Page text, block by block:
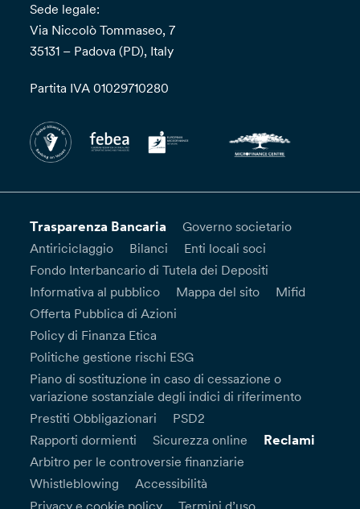
Sede legale:
Via Niccolò Tommaseo, 7
35131 – Padova (PD), Italy
Partita IVA 01029710280
Trasparenza Bancaria
Governo societario
Antiriciclaggio
Bilanci
Enti locali soci
Fondo Interbancario di Tutela dei Depositi
Informativa al pubblico
Mappa del sito
Mifid
Offerta Pubblica di Azioni
Policy di Finanza Etica
Politiche gestione rischi ESG
Piano di sostituzione in caso di cessazione o
variazione sostanziale degli indici di riferimento
Prestiti Obbligazionari
PSD2
Rapporti dormienti
Sicurezza online Reclami
Arbitro per le controversie finanziarie
Whistleblowing
Accessibilità